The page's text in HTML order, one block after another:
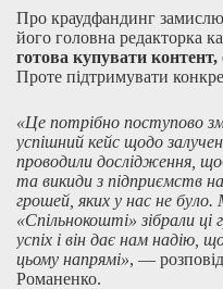
Про краудфандинг
його головна редакторка
готова купувати контент,
Проте підтримувати
«Це потрібно поступово
успішний кейс щодо
проводили дослідження,
та викиди з підприємств
грошей, яких у нас не було.
«Спільнокошті» зібрали
успіх і він дає нам надію,
цьому напрямі», —
Романенко.